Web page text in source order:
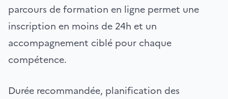
parcours de formation en ligne permet une
inscription en moins de 24h et un
accompagnement ciblé pour chaque
compétence.
Durée recommandée, planification des